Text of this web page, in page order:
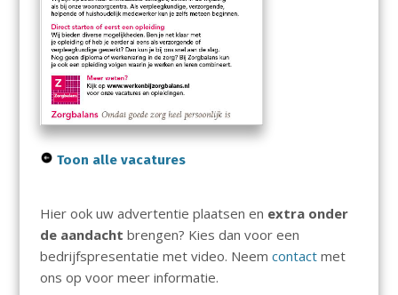
Toon alle vacatures
Hier ook uw advertentie plaatsen en extra onder
de aandacht brengen? Kies dan voor een
bedrijfspresentatie met video. Neem contactmet
ons op voor meer informatie.